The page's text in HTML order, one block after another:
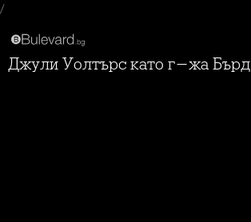
/
Джули Уолтърс като г-жа Бърд